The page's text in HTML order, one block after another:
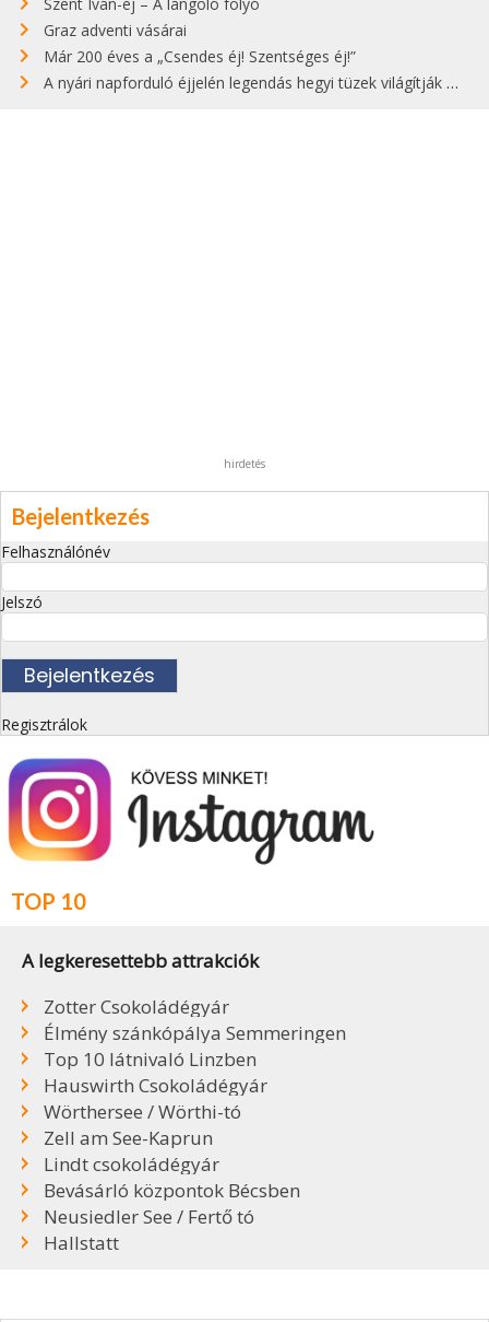
Graz adventi vásárai
Már 200 éves a „Csendes éj! Szentséges éj!”
A nyári napforduló éjjelén legendás hegyi tüzek világítják meg Zugspitzét
hirdetés
Bejelentkezés
Felhasználónév
Jelszó
Regisztrálok
TOP 10
A legkeresettebb attrakciók
Zotter Csokoládégyár
Élmény szánkópálya Semmeringen
Top 10 látnivaló Linzben
Hauswirth Csokoládégyár
Wörthersee / Wörthi-tó
Zell am See-Kaprun
Lindt csokoládégyár
Bevásárló központok Bécsben
Neusiedler See / Fertő tó
Hallstatt